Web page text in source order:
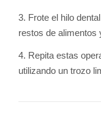
3. Frote el hilo
restos de alimentos
4. Repita estas
utilizando un trozo